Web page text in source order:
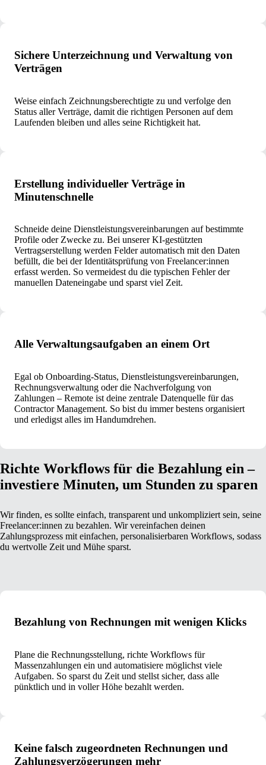
Sichere Unterzeichnung und Verwaltung von
Verträgen
Weise einfach Zeichnungsberechtigte zu und verfolge den
Status aller Verträge, damit die richtigen Personen auf dem
Laufenden bleiben und alles seine Richtigkeit hat.
Erstellung individueller Verträge in
Minutenschnelle
Schneide deine Dienstleistungsvereinbarungen auf bestimmte
Profile oder Zwecke zu. Bei unserer KI-gestützten
Vertragserstellung werden Felder automatisch mit den Daten
befüllt, die bei der Identitätsprüfung von Freelancer:innen
erfasst werden. So vermeidest du die typischen Fehler der
manuellen Dateneingabe und sparst viel Zeit.
Alle Verwaltungsaufgaben an einem Ort
Egal ob Onboarding-Status, Dienstleistungsvereinbarungen,
Rechnungsverwaltung oder die Nachverfolgung von
Zahlungen – Remote ist deine zentrale Datenquelle für das
Contractor Management. So bist du immer bestens organisiert
und erledigst alles im Handumdrehen.
Richte Workflows für die Bezahlung ein –
investiere Minuten, um Stunden zu sparen
Wir finden, es sollte einfach, transparent und unkompliziert sein, seine
Freelancer:innen zu bezahlen. Wir vereinfachen deinen
Zahlungsprozess mit einfachen, personalisierbaren Workflows, sodass
du wertvolle Zeit und Mühe sparst.
Bezahlung von Rechnungen mit wenigen Klicks
Plane die Rechnungsstellung, richte Workflows für
Massenzahlungen ein und automatisiere möglichst viele
Aufgaben. So sparst du Zeit und stellst sicher, dass alle
pünktlich und in voller Höhe bezahlt werden.
Keine falsch zugeordneten Rechnungen und
Zahlungsverzögerungen mehr